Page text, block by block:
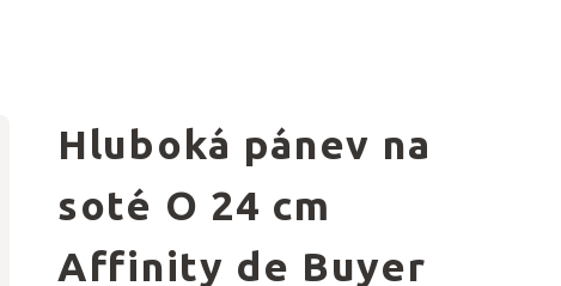
Hluboká pánev na
soté O 24 cm
Affinity de Buyer